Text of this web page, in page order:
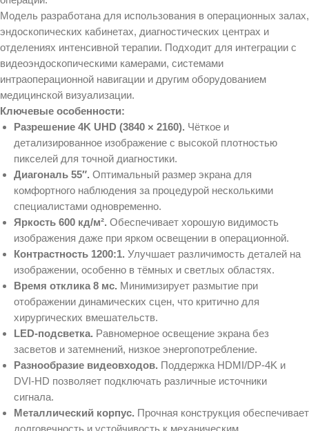
Модель разработана для использования в операционных залах,
эндоскопических кабинетах, диагностических центрах и
отделениях интенсивной терапии. Подходит для интеграции с
видеоэндоскопическими камерами, системами
интраоперационной навигации и другим оборудованием
медицинской визуализации.
Ключевые особенности:
Разрешение 4K UHD (3840 × 2160). Чёткое и
детализированное изображение с высокой плотностью
пикселей для точной диагностики.
Диагональ 55″. Оптимальный размер экрана для
комфортного наблюдения за процедурой несколькими
специалистами одновременно.
Яркость 600 кд/м². Обеспечивает хорошую видимость
изображения даже при ярком освещении в операционной.
Контрастность 1200:1. Улучшает различимость деталей на
изображении, особенно в тёмных и светлых областях.
Время отклика 8 мс. Минимизирует размытие при
отображении динамических сцен, что критично для
хирургических вмешательств.
LED‑подсветка. Равномерное освещение экрана без
засветов и затемнений, низкое энергопотребление.
Разнообразие видеовходов. Поддержка HDMI/DP‑4K и
DVI‑HD позволяет подключать различные источники
сигнала.
Металлический корпус. Прочная конструкция обеспечивает